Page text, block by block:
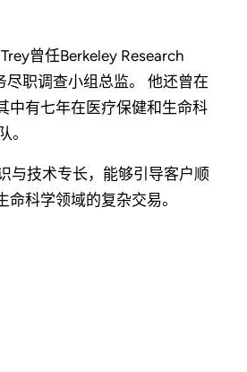
曾任Berkeley Research
尽职调查小组总监。 他还曾在
中有七年在医疗保健和生命科
。
与技术专长，能够引导客户顺
科学领域的复杂交易。